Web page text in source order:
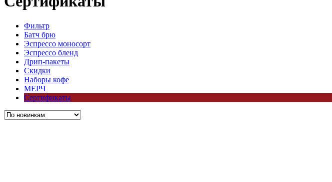
Фильтр
Батч брю
Эспрессо моносорт
Эспрессо бленд
Дрип-пакеты
Скидки
Наборы кофе
МЕРЧ
Сертификаты